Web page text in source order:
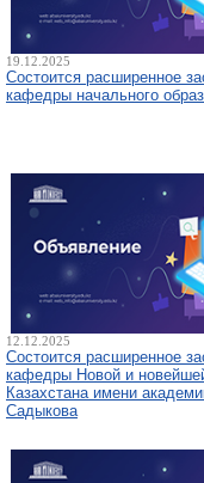
19.12.2025
Состоится расширенное
кафедры начального
12.12.2025
Состоится расширенное
кафедры Новой и
Казахстана имени
Садыкова